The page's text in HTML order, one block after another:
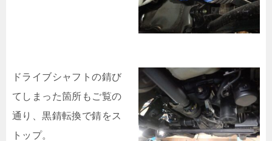
ドライブシャフトの錆び
てしまった箇所もご覧の
通り、黒錆転換で錆をス
トップ。